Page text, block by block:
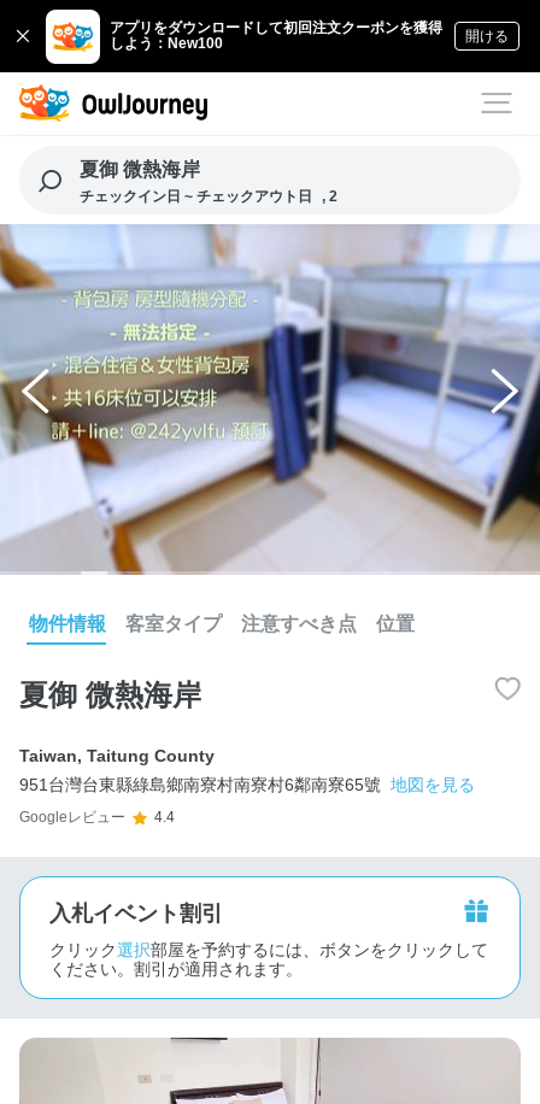
アプリをダウンロードして初回注文クーポンを獲得
しよう：New100
開ける
夏御 微熱海岸
チェックイン日 ~ チェックアウト日 , 2
物件情報 客室タイプ 注意すべき点 位置
夏御 微熱海岸
Taiwan, Taitung County
951台灣台東縣綠島鄉南寮村南寮村6鄰南寮65號 地図を見る
Googleレビュー 4.4
入札イベント割引
クリック選択部屋を予約するには、ボタンをクリックして
ください。割引が適用されます。